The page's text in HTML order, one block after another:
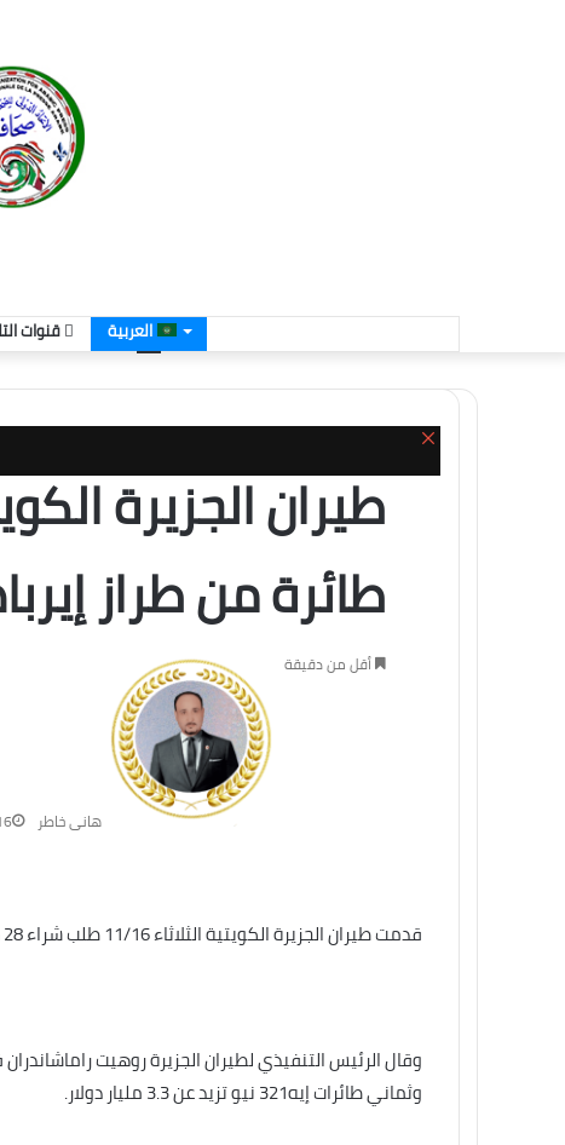
قنوات العربية
طائرة من طراز إيرباص بـ3.3
هانى خاطر
أقل من دقيقة
قدمت طيران الجزيرة الكويتية الثلاثاء 11/16 طلب شراء 28 طائرة من طراز إيرباص إيه320 نيو في معرض دبي للطيران.
وثماني طائرات إيه321 نيو تزيد عن 3.3 مليار دولار.
إغلاق